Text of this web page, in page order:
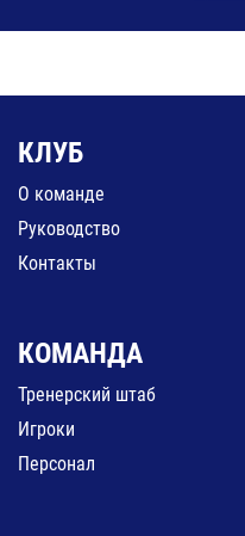
КЛУБ
О команде
Руководство
Контакты
КОМАНДА
Тренерский штаб
Игроки
Персонал